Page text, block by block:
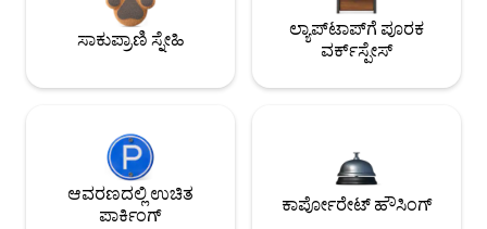
ಸಾಕುಪ್ರಾಣಿ ಸ್ನೇಹಿ
ಲ್ಯಾಪ್‌ಟಾಪ್‌ಗೆ ಪೂರಕ
ವರ್ಕ್‌ಸ್ಪೇಸ್
ಆವರಣದಲ್ಲಿ ಉಚಿತ
ಪಾರ್ಕಿಂಗ್
ಕಾರ್ಪೋರೇಟ್ ಹೌಸಿಂಗ್